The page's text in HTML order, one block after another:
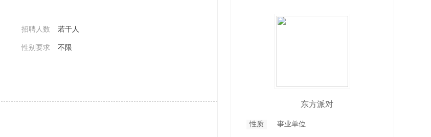
招聘人数 若干人
性别要求 不限
东方派对
性质 事业单位